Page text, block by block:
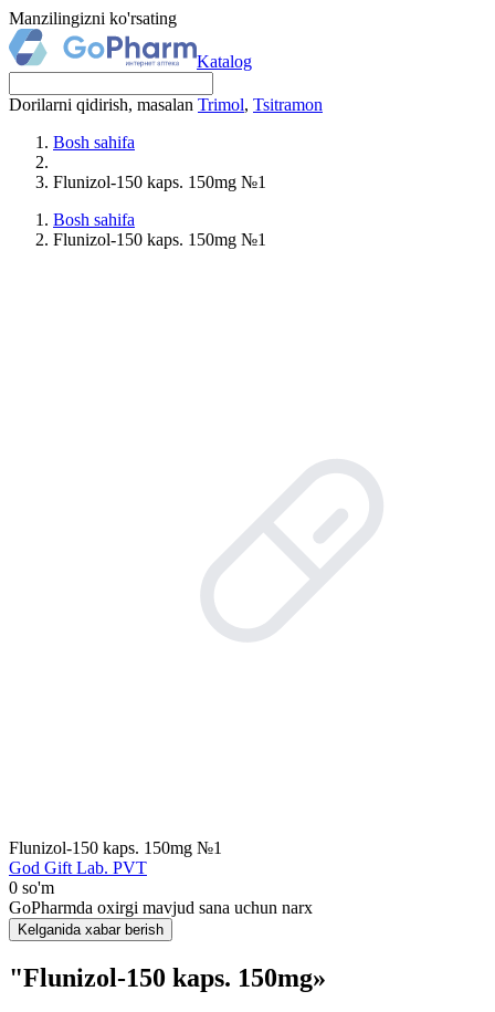
Manzilingizni ko'rsating
Katalog
Dorilarni qidirish, masalan Trimol, Tsitramon
Bosh sahifa
Flunizol-150 kaps. 150mg №1
Bosh sahifa
Flunizol-150 kaps. 150mg №1
Flunizol-150 kaps. 150mg №1
God Gift Lab. PVT
0 so'm
GoPharmda oxirgi mavjud sana uchun narx
Kelganida xabar berish
"Flunizol-150 kaps. 150mg»